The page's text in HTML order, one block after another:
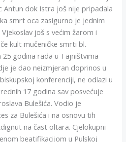
Antun dok Istra još nije pripadala
smrt oca zasigurno je jednim
još s većim žarom i
kult mučeničke smrti bl.
25 godina rada u Tajništvima
je dao neizmjeran doprinos u
konferenciji, ne odlazi u
17 godina sav posvećuje
Bulešića. Vodio je
za Bulešića i na osnovu tih
na čast oltara. Cjelokupni
beatifikacijom u Pulskoj